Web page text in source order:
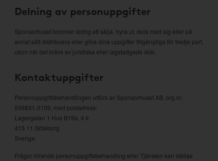
Delning av personuppgifter
Sponsorhuset kommer aldrig att sälja, hyra ut, dela med sig eller på
annat sätt distribuera eller göra dina uppgifter tillgängliga för tredje part,
utom när det krävs av juridiska eller lagstadgade skäl.
Kontaktuppgifter
Personuppgiftsbehandlingen utförs av Sponsorhuset AB, org.nr.
556831-3109, med postadress:
Lagergatan 1 Hus B19a, 4 tr
415 11 Göteborg
Sverige.
Frågor rörande personuppgiftsbehandling eller Tjänsten kan ställas